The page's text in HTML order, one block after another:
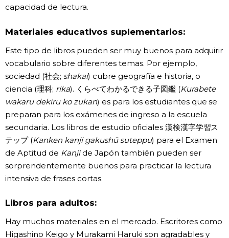
capacidad de lectura.
Materiales educativos suplementarios:
Este tipo de libros pueden ser muy buenos para adquirir
vocabulario sobre diferentes temas. Por ejemplo,
sociedad (社会; shakai) cubre geografía e historia, o
ciencia (理科; rika). くらべてわかるできる子図鑑 (Kurabete
wakaru dekiru ko zukan) es para los estudiantes que se
preparan para los exámenes de ingreso a la escuela
secundaria. Los libros de estudio oficiales 漢検漢字学習ス
テップ (Kanken kanji gakushū suteppu) para el Examen
de Aptitud de Kanjide Japón también pueden ser
sorprendentemente buenos para practicar la lectura
intensiva de frases cortas.
Libros para adultos:
Hay muchos materiales en el mercado. Escritores como
Higashino Keigo y Murakami Haruki son agradables y